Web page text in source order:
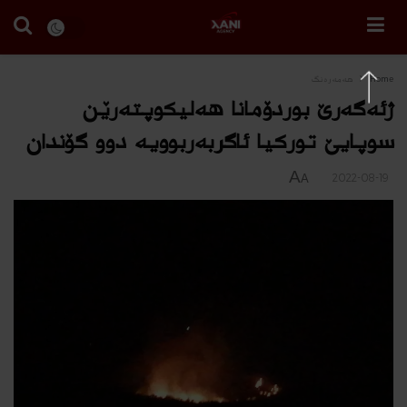
Home هه‌مه‌ره‌نگ
ژئەگەرێ بوردۆمانا هەلیکوپتەرێن
سوپایێ تورکیا ئاگربەربوویە دوو گۆندان
A
A